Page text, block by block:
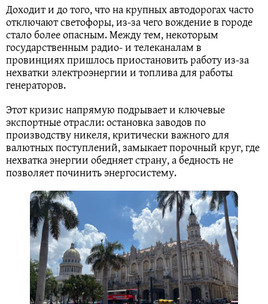
Доходит и до того, что на крупных автодорогах часто
отключают светофоры, из-за чего вождение в городе
стало более опасным. Между тем, некоторым
государственным радио- и телеканалам в
провинциях пришлось приостановить работу из-за
нехватки электроэнергии и топлива для работы
генераторов.
Этот кризис напрямую подрывает и ключевые
экспортные отрасли: остановка заводов по
производству никеля, критически важного для
валютных поступлений, замыкает порочный круг, где
нехватка энергии обедняет страну, а бедность не
позволяет починить энергосистему.